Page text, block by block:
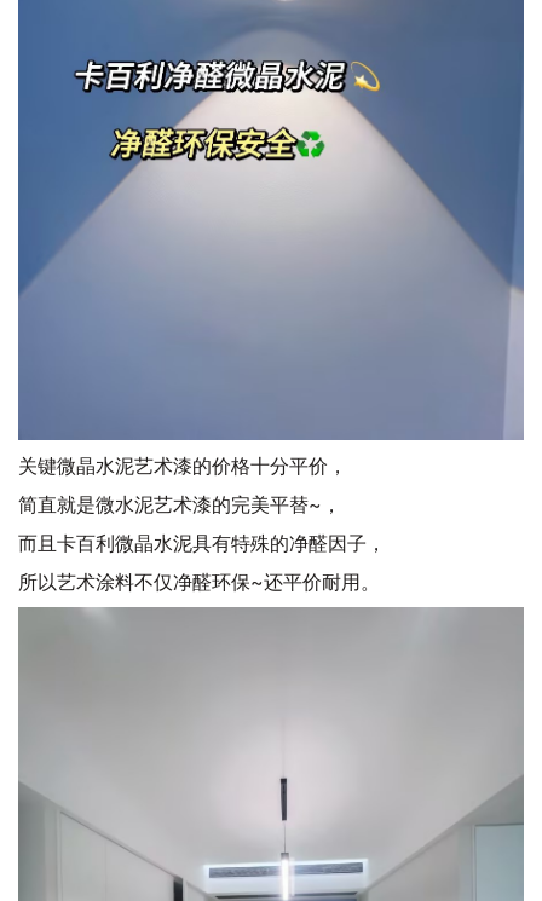
关键微晶水泥艺术漆的价格十分平价，
简直就是微水泥艺术漆的完美平替~，
而且卡百利微晶水泥具有特殊的净醛因子，
所以艺术涂料不仅净醛环保~还平价耐用。